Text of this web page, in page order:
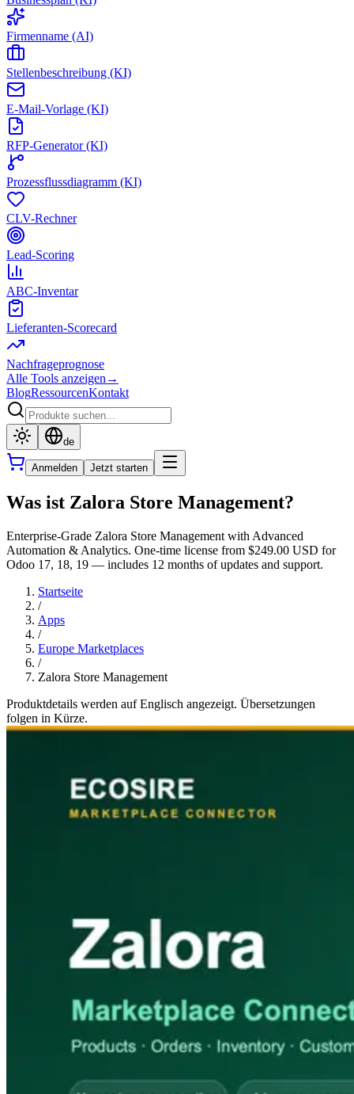
Firmenname (AI)
Stellenbeschreibung (KI)
E-Mail-Vorlage (KI)
RFP-Generator (KI)
Prozessflussdiagramm (KI)
CLV-Rechner
Lead-Scoring
ABC-Inventar
Lieferanten-Scorecard
Nachfrageprognose
Alle Tools anzeigen →
BlogRessourcenKontakt
de
Anmelden Jetzt starten
Was ist Zalora Store Management?
Enterprise-Grade Zalora Store Management with Advanced
Automation & Analytics. One-time license from $249.00 USD for
Odoo 17, 18, 19 — includes 12 months of updates and support.
Startseite
/
Apps
/
Europe Marketplaces
/
Zalora Store Management
Produktdetails werden auf Englisch angezeigt. Übersetzungen
folgen in Kürze.